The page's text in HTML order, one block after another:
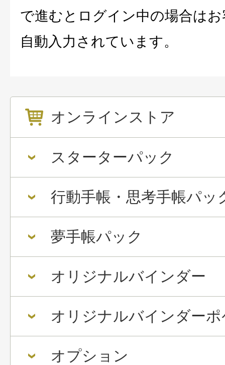
オンラインストア
スターターパック
行動手帳・思考手帳パッ
夢手帳パック
オリジナルバインダー
オリジナルバインダー
オプション
で進むとログイン中の場合は
自動入力されています。